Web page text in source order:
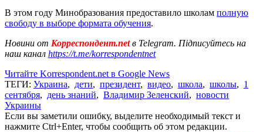
В этом году Минобразования предоставило школам полную
свободу в выборе формата обучения.
Новини от Корреспондент.netв Telegram. Підписуйтесь на
наш канал https://t.me/korrespondentnet
Читайте Korrespondent.net в Google News
ТЕГИ: Украина, дети, президент, видео, школа, школы, 1
сентября, день знаний, Владимир Зеленский, новости
Украины
Если вы заметили ошибку, выделите необходимый текст и
нажмите Ctrl+Enter, чтобы сообщить об этом редакции.